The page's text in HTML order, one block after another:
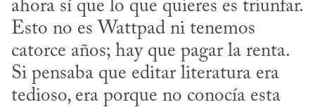
ahora sí que lo que quieres es triunfar.
Esto no es Wattpad ni tenemos
catorce años; hay que pagar la renta.
Si pensaba que editar literatura era
tedioso, era porque no conocía esta